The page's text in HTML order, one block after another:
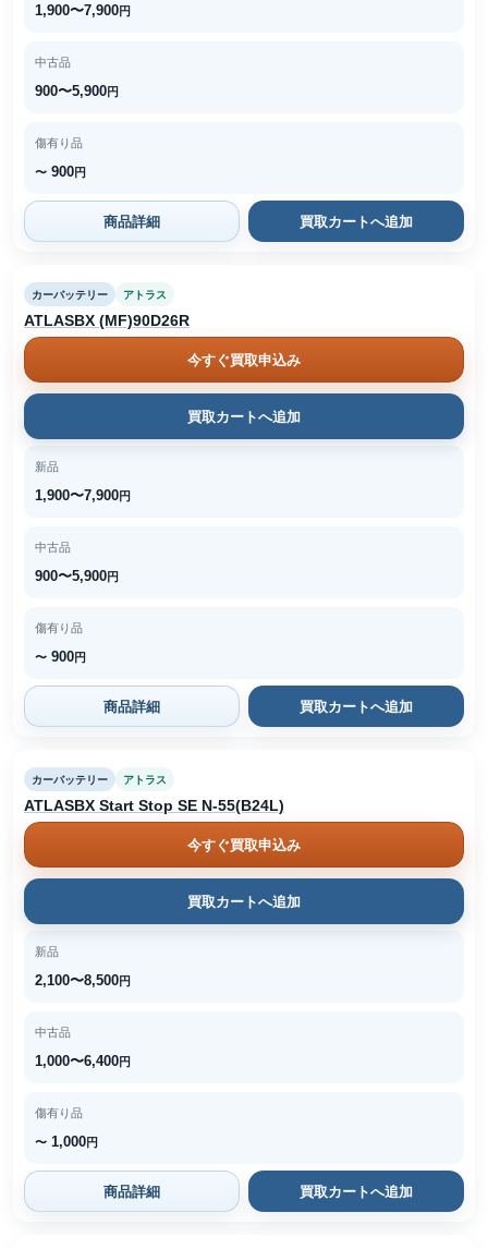
1,900〜7,900円
中古品
900〜5,900円
傷有り品
〜 900円
商品詳細 買取カートへ追加
カーバッテリー アトラス
ATLASBX (MF)90D26R
今すぐ買取申込み
買取カートへ追加
新品
1,900〜7,900円
中古品
900〜5,900円
傷有り品
〜 900円
商品詳細 買取カートへ追加
カーバッテリー アトラス
ATLASBX Start Stop SE N-55(B24L)
今すぐ買取申込み
買取カートへ追加
新品
2,100〜8,500円
中古品
1,000〜6,400円
傷有り品
〜 1,000円
商品詳細 買取カートへ追加